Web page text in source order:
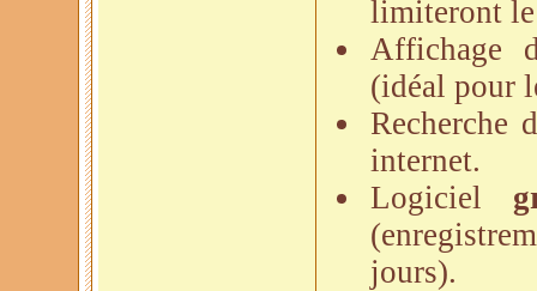
limiteront
Affichage
(idéal pour
Recherche
internet.
Logiciel
jours).